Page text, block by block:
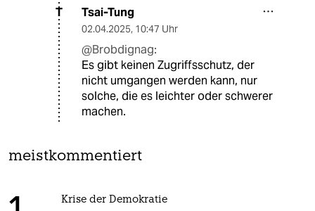
T Tsai-Tung
02.04.2025, 10:47 Uhr
@Brobdignag:
Es gibt keinen Zugriffsschutz, der
nicht umgangen werden kann, nur
solche, die es leichter oder schwerer
machen.
meistkommentiert
Krise der Demokratie